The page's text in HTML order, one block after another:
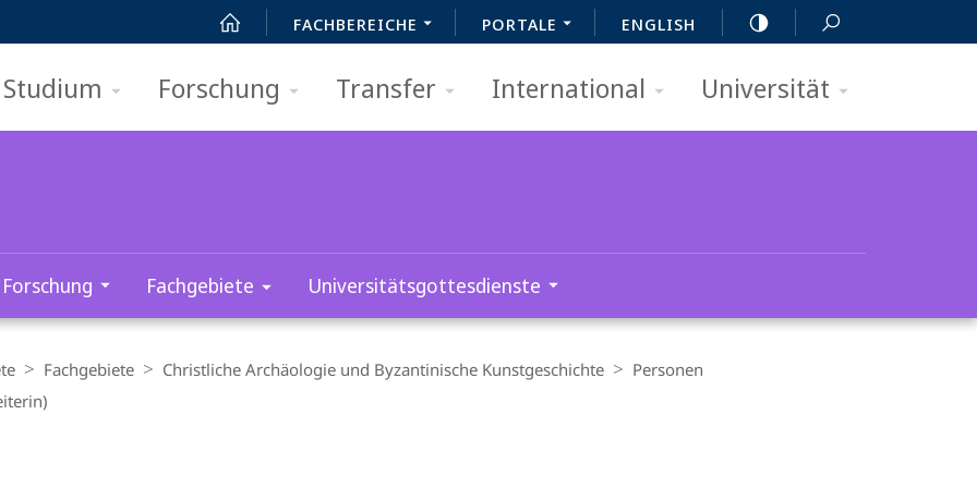
FACHBEREICHE PORTALE ENGLISH
Studium Forschung Transfer International Universität
Forschung Fachgebiete Universitätsgottesdienste
Fachgebiete Christliche Archäologie und Byzantinische Kunstgeschichte
Personen